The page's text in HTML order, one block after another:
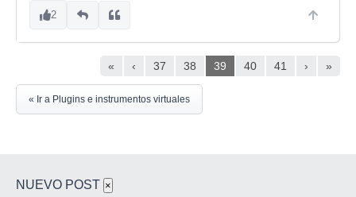
2
« ‹ 37 38 39 40 41 › »
« Ir a Plugins e instrumentos virtuales
NUEVO POST ×